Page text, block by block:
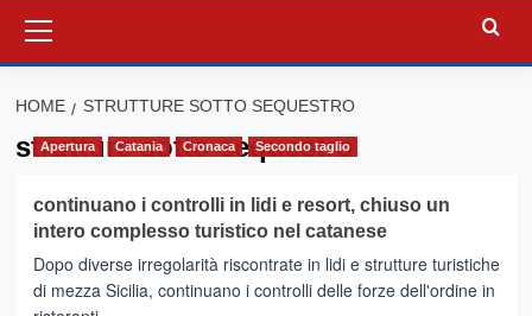
principale
HOME STRUTTURE SOTTO SEQUESTRO
strutture sotto sequestro
Apertura Catania Cronaca Secondo taglio
continuano i controlli in lidi e resort, chiuso un
intero complesso turistico nel catanese
Dopo diverse irregolarità riscontrate in lidi e strutture turistiche
di mezza Sicilia, continuano i controlli delle forze dell'ordine in